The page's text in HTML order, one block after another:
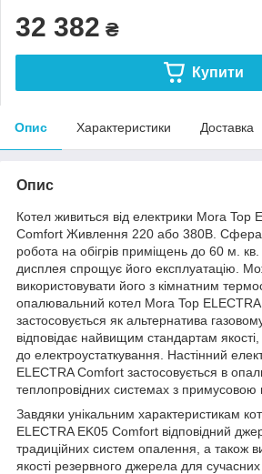
32 382 ₴
Купити
Опис Характеристики Доставка
Опис
Котел живиться від електрики Mora Top
Comfort Живлення 220 або 380В. Сфера
робота на обігрів приміщень до 60 м.
дисплея спрощує його експлуатацію.
використовувати його з кімнатним
опалювальний котел Mora Top
застосовується як альтернатива
відповідає найвищим стандартам
до електроустаткування. Настінний
ELECTRA Comfort застосовується в
теплопровідних системах з примусовою
Завдяки унікальним характеристикам
ELECTRA EK05 Comfort відповідний
традиційних систем опалення, а також
якості резервного джерела для